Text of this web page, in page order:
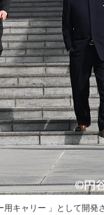
キャリー 」として開